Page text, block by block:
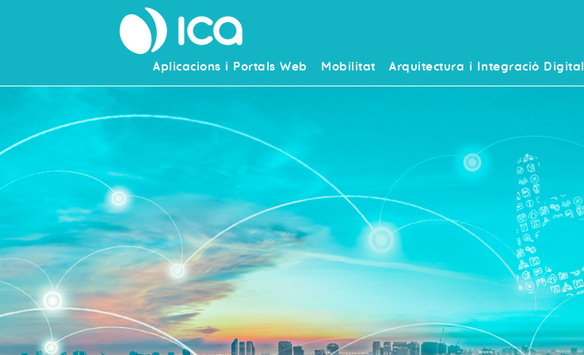
Aplicacions i Portals Web Mobilitat Arquitectura i Integració Digital